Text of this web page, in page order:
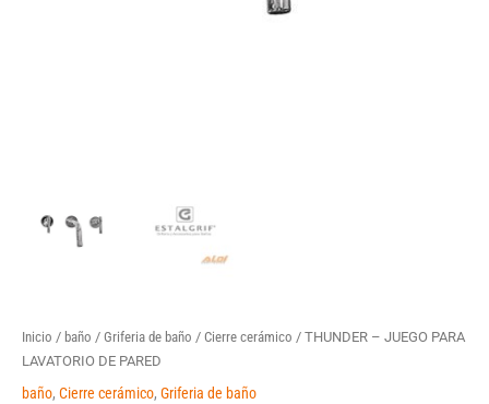
Inicio / baño / Griferia de baño / Cierre cerámico / THUNDER – JUEGO PARA
LAVATORIO DE PARED
baño, Cierre cerámico, Griferia de baño